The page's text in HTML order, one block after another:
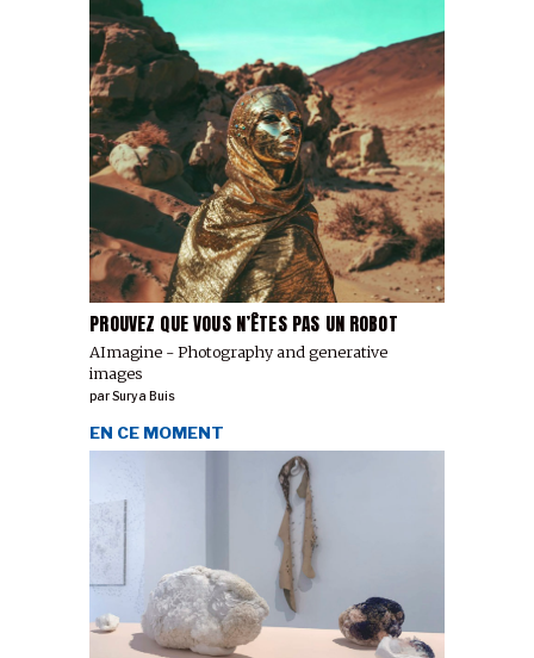
PROUVEZ QUE VOUS N’ÊTES PAS UN ROBOT
AImagine - Photography and generative
images
parSurya Buis
EN CE MOMENT